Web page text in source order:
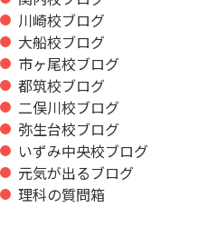
川崎校ブログ
大船校ブログ
市ヶ尾校ブログ
都筑校ブログ
二俣川校ブログ
弥生台校ブログ
いずみ中央校ブログ
元気が出るブログ
理科の質問箱